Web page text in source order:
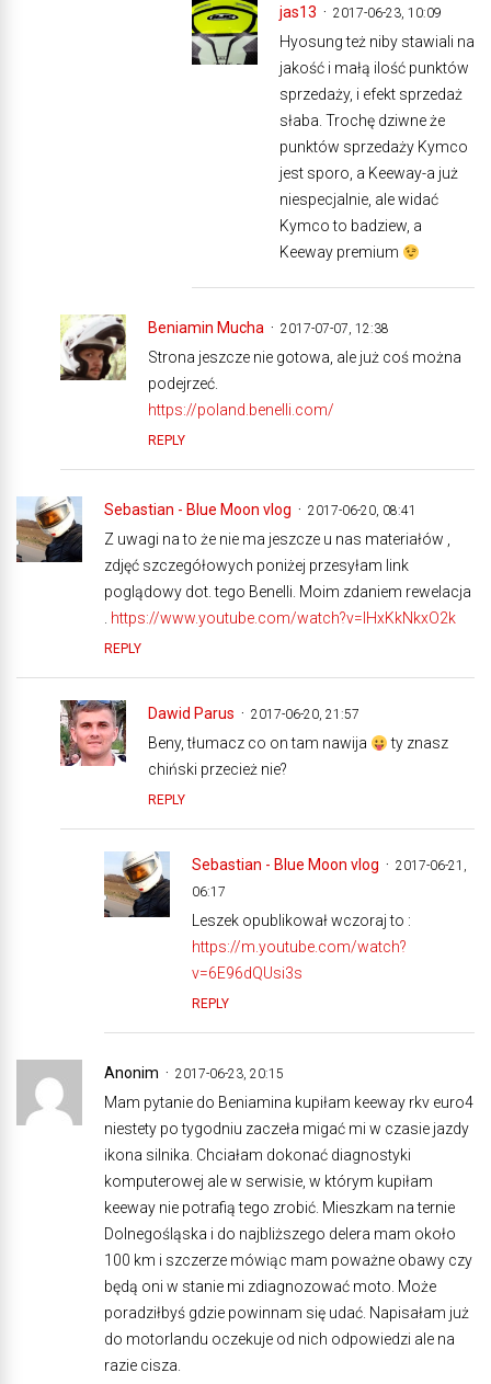
jas13 2017-06-23, 10:09
Hyosung też niby stawiali na
jakość i małą ilość punktów
sprzedaży, i efekt sprzedaż
słaba. Trochę dziwne że
punktów sprzedaży Kymco
jest sporo, a Keeway-a już
niespecjalnie, ale widać
Kymco to badziew, a
Keeway premium
Beniamin Mucha 2017-07-07, 12:38
Strona jeszcze nie gotowa, ale już coś można
podejrzeć.
https://poland.benelli.com/
REPLY
Sebastian - Blue Moon vlog 2017-06-20, 08:41
Z uwagi na to że nie ma jeszcze u nas materiałów ,
zdjęć szczegółowych poniżej przesyłam link
poglądowy dot. tego Benelli. Moim zdaniem rewelacja
. https://www.youtube.com/watch?v=lHxKkNkxO2k
REPLY
Dawid Parus 2017-06-20, 21:57
Beny, tłumacz co on tam nawija
ty znasz
chiński przecież nie?
REPLY
Sebastian - Blue Moon vlog
2017-06-21,
06:17
Leszek opublikował wczoraj to :
https://m.youtube.com/watch?
v=6E96dQUsi3s
REPLY
Anonim 2017-06-23, 20:15
Mam pytanie do Beniamina kupiłam keeway rkv euro4
niestety po tygodniu zaczeła migać mi w czasie jazdy
ikona silnika. Chciałam dokonać diagnostyki
komputerowej ale w serwisie, w którym kupiłam
keeway nie potrafią tego zrobić. Mieszkam na ternie
Dolnegośląska i do najbliższego delera mam około
100 km i szczerze mówiąc mam poważne obawy czy
będą oni w stanie mi zdiagnozować moto. Może
poradziłbyś gdzie powinnam się udać. Napisałam już
do motorlandu oczekuje od nich odpowiedzi ale na
razie cisza.